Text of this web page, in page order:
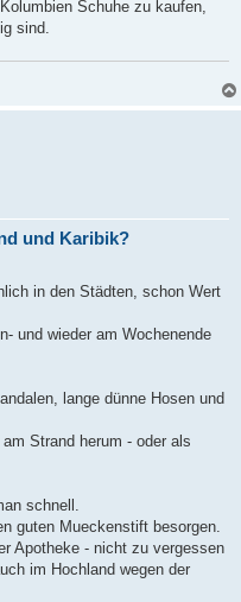
Schuhe zu kaufen,
sind.
und Karibik?
in den Städten, schon Wert
und wieder am Wochenende
lange dünne Hosen und
Strand herum - oder als
schnell.
guten Mueckenstift besorgen.
Apotheke - nicht zu vergessen
im Hochland wegen der